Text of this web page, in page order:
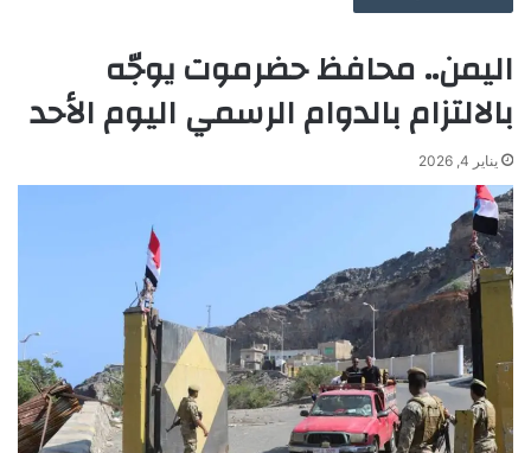
اليمن.. محافظ حضرموت يوجّه
بالالتزام بالدوام الرسمي اليوم الأحد
يناير 4, 2026